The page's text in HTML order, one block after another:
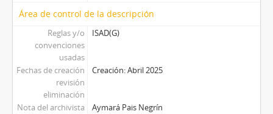
Área de control de la descripción
Reglas y/o
convenciones
usadas
ISAD(G)
Fechas de creación
revisión
eliminación
Creación: Abril 2025
Nota del archivista Aymará Pais Negrín